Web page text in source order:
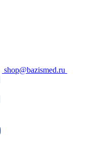
shop@bazismed.ru